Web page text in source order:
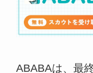
ABABAは、最